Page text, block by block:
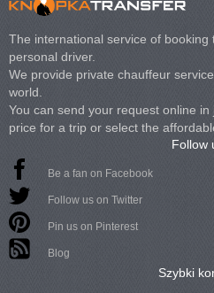
The international service of
personal driver.
We provide private chauffeur
world.
You can send your request online
price for a trip or select the
Follow
Be a fan on Facebook
Follow us on Twitter
Pin us on Pinterest
Blog
Szybki